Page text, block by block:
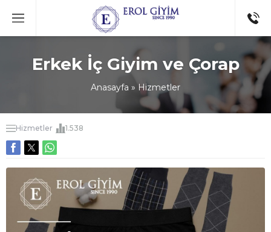
Erkek İç Giyim ve Çorap
Anasayfa » Hizmetler
Hizmetler 1.538